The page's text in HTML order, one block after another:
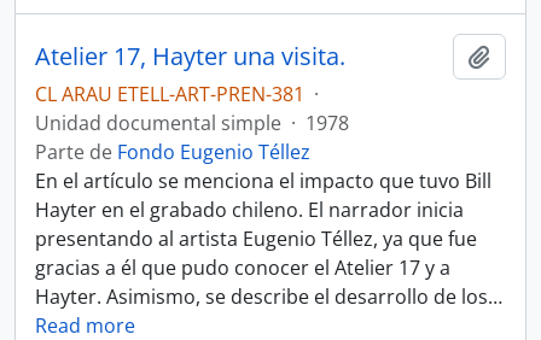
Atelier 17, Hayter una visita.
CL ARAU ETELL-ART-PREN-381 ·
Unidad documental simple · 1978
Parte de Fondo Eugenio Téllez
En el artículo se menciona el impacto que tuvo Bill
Hayter en el grabado chileno. El narrador inicia
presentando al artista Eugenio Téllez, ya que fue
gracias a él que pudo conocer el Atelier 17 y a
Hayter. Asimismo, se describe el desarrollo de los…
Read more